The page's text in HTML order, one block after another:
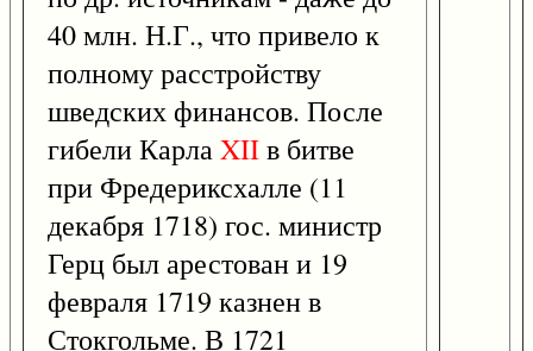
40 млн. Н.Г., что привело к
полному расстройству
шведских финансов. После
гибели КарлаXIIв битве
при Фредериксхалле (11
декабря 1718) гос. министр
Герц был арестован и 19
февраля 1719 казнен в
Стокгольме. В 1721